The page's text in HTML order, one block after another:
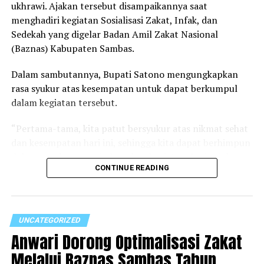
Safari Ramadan tersebut ditutup dengan doa bersama
serta penyerahan bantuan untuk masjid sebagai bentuk
dukungan terhadap kegiatan keagamaan di tengah
ukhrawi. Ajakan tersebut disampaikannya saat
menghadiri kegiatan Sosialisasi Zakat, Infak, dan
Sedekah yang digelar Badan Amil Zakat Nasional
(Baznas) Kabupaten Sambas.
Dalam sambutannya, Bupati Satono mengungkapkan
rasa syukur atas kesempatan untuk dapat berkumpul
dalam kegiatan tersebut.
“Pertama-tama, kita patut bersyukur atas nikmat sehat
dalam rangka menyeimbangkan kegiatan duniawi dan
ukhrawi melalui sosialisasi zakat, infak, dan sedekah,”
Ia menyebut kegiatan sosialisasi atau dalam bahasa
Sambas disebut madahkannye ini menjadi momentum
penguatan kembali bagi umat Islam untuk memahami
dan mengamalkan kewajiban zakat, sebagaimana diatur
CONTINUE READING
UNCATEGORIZED
Anwari Dorong Optimalisasi Zakat